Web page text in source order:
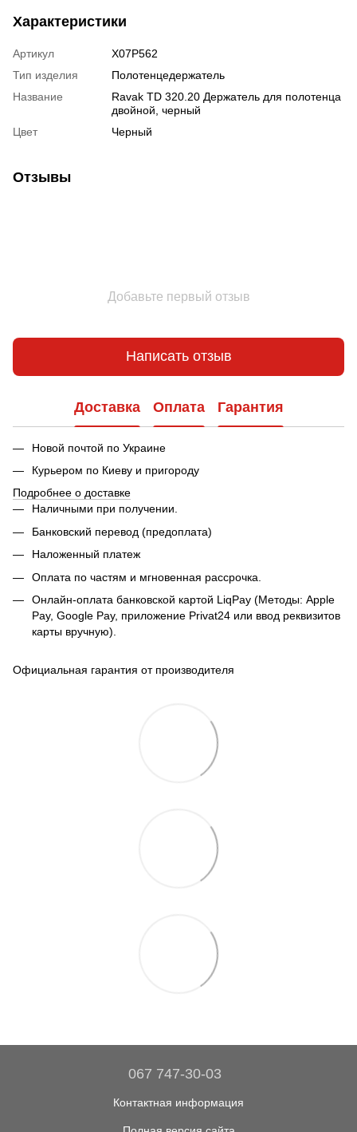
Характеристики
Артикул
X07P562
Тип изделия
Полотенцедержатель
Название
Ravak TD 320.20 Держатель для полотенца
двойной, черный
Цвет
Черный
Отзывы
Добавьте первый отзыв
Написать отзыв
Доставка Оплата Гарантия
Новой почтой по Украине
Курьером по Киеву и пригороду
Подробнее о доставке
Наличными при получении.
Банковский перевод (предоплата)
Наложенный платеж
Оплата по частям и мгновенная рассрочка.
Онлайн-оплата банковской картой LiqPay (Методы: Apple
Pay, Google Pay, приложение Privat24 или ввод реквизитов
карты вручную).
Официальная гарантия от производителя
067 747-30-03
Контактная информация